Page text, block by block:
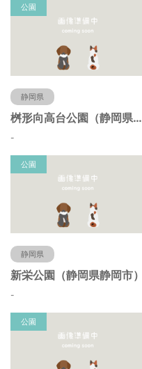
公園
静岡県
桝形向高台公園（静岡県静岡市）
-
公園
静岡県
新栄公園（静岡県静岡市）
-
公園